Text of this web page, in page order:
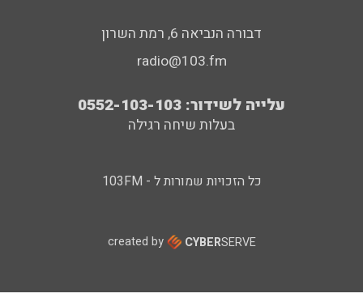
דבורה הנביאה 6, רמת השרון
radio@103.fm
עלייה לשידור: 0552-103-103
בעלות שיחה רגילה
כל הזכויות שמורות ל - 103FM
created by CYBERSERVE